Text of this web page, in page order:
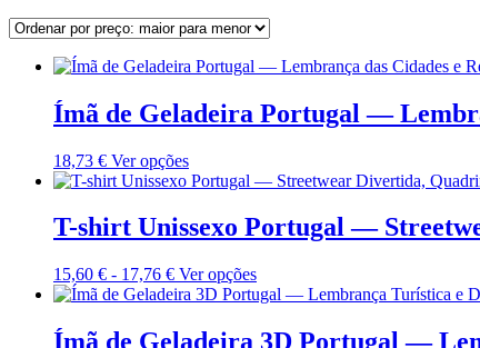
preço:
para
Ímã de Geladeira Portugal —
18,73 € Ver opçõesEste
produto
várias
variantes.
opções
podem
selecionadas
T-shirt Unissexo Portugal —
15,60 € - 17,76 €Gama
de
15,60 €
Ver opçõesEste
produto
várias
Ímã de Geladeira 3D Portugal —